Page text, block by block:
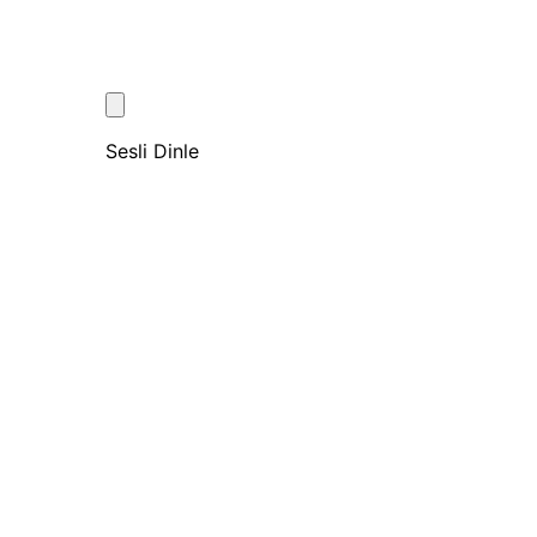
Sesli Dinle